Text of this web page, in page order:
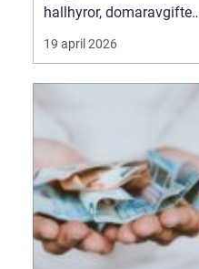
hallhyror, domaravgifter,
resor, cuper, läger,
material och ibland
samma fråga: Hur kan
föreningen skapa en
stabil ekonomi utan att
trötta ut medlemma...
19 april 2026